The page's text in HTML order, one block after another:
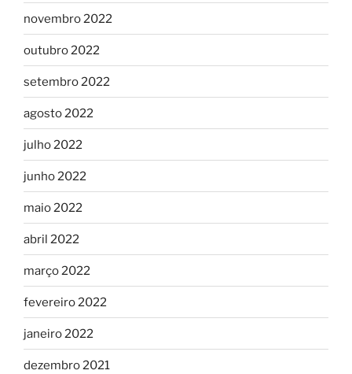
novembro 2022
outubro 2022
setembro 2022
agosto 2022
julho 2022
junho 2022
maio 2022
abril 2022
março 2022
fevereiro 2022
janeiro 2022
dezembro 2021